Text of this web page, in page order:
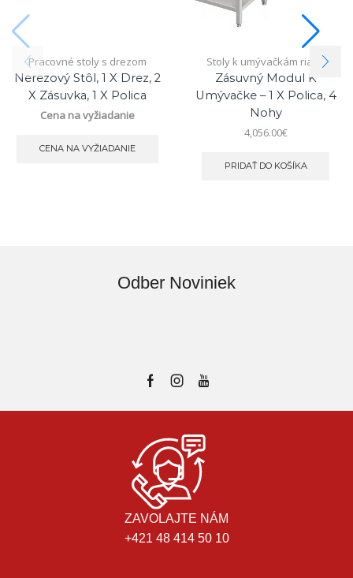
Pracovné stoly s drezom
Nerezový Stôl, 1 X Drez, 2
X Zásuvka, 1 X Polica
Cena na vyžiadanie
CENA NA VYŽIADANIE
Stoly k umývačkám riadu
Zásuvný Modul K
Umývačke – 1 X Polica, 4
Nohy
4,056.00€
PRIDAŤ DO KOŠÍKA
Odber Noviniek
ZAVOLAJTE NÁM
+421 48 414 50 10